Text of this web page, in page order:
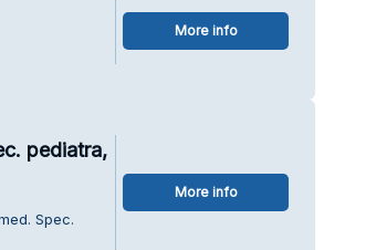
More info
pediatra,
Spec.
More info